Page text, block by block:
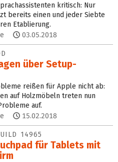
kritisch: Nur
bereits einen und jeder Siebte
Etablierung.
03.05.2018
über Setup-
reißen für Apple nicht ab:
auf Holzmöbeln treten nun
auf.
15.02.2018
14965
für Tablets mit